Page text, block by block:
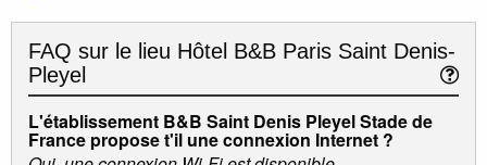
FAQ sur le lieu Hôtel B&B Paris Saint Denis-
Pleyel
L'établissement B&B Saint Denis Pleyel Stade de
France propose t'il une connexion Internet ?